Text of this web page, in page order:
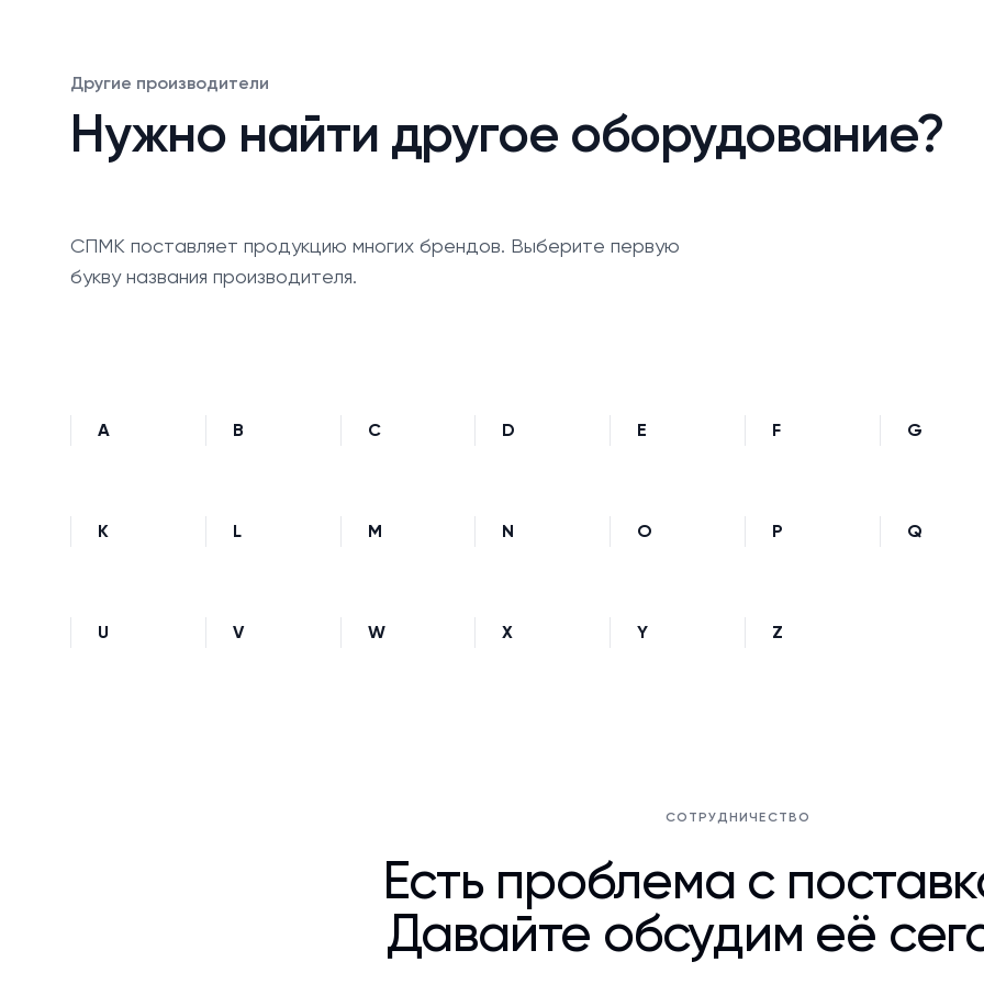
Другие производители
Нужно найти другое оборудование?
СПМК поставляет продукцию многих брендов. Выберите первую
букву названия производителя.
A B C D E F G
K L M N O P Q
U V W X Y Z
СОТРУДНИЧЕСТВО
Есть проблема с
Давайте обсудим её